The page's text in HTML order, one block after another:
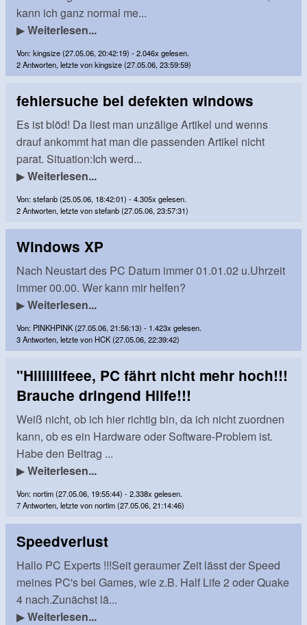
kann ich ganz normal me...
▶Weiterlesen...
Von: kingsize (27.05.06, 20:42:19) - 2.046x gelesen.
2 Antworten, letzte von kingsize (27.05.06, 23:59:59)
fehlersuche bei defekten windows
Es ist blöd! Da liest man unzälige Artikel und wenns
drauf ankommt hat man die passenden Artikel nicht
parat. Situation:Ich werd...
▶Weiterlesen...
Von: stefanb (25.05.06, 18:42:01) - 4.305x gelesen.
2 Antworten, letzte von stefanb (27.05.06, 23:57:31)
Windows XP
Nach Neustart des PC Datum immer 01.01.02 u.Uhrzeit
immer 00.00. Wer kann mir helfen?
▶Weiterlesen...
Von: PINKHPINK (27.05.06, 21:56:13) - 1.423x gelesen.
3 Antworten, letzte von HCK (27.05.06, 22:39:42)
"Hiiiiiilfeee, PC fährt nicht mehr hoch!!!
Brauche dringend Hilfe!!!
Weiß nicht, ob ich hier richtig bin, da ich nicht zuordnen
kann, ob es ein Hardware oder Software-Problem ist.
Habe den Beitrag ...
▶Weiterlesen...
Von: nortim (27.05.06, 19:55:44) - 2.338x gelesen.
7 Antworten, letzte von nortim (27.05.06, 21:14:46)
Speedverlust
Hallo PC Experts !!!Seit geraumer Zeit lässt der Speed
meines PC's bei Games, wie z.B. Half Life 2 oder Quake
4 nach.Zunächst lä...
▶Weiterlesen...